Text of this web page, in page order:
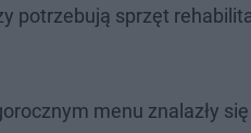
potrzebują sprzęt
menu znalazły